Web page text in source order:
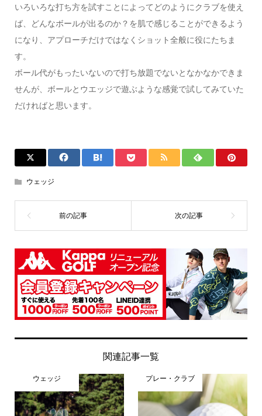
いろいろな打ち方を試すことによってどのようにクラブを使え
ば、どんなボールが出るのか？を肌で感じることができるよう
になり、アプローチだけではなくショット全般に役にたちま
す。
ボール代がもったいないので打ち放題でないとなかなかできま
せんが、ボールとウエッジで遊ぶような感覚で試してみていた
だければと思います。
ウェッジ
関連記事一覧
ウェッジ プレー・クラブ